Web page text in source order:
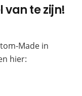
van te zijn!
Made in
hier: